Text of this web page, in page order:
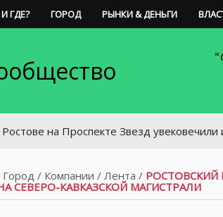
ГДЕ? ГОРОД РЫНКИ & ДЕНЬГИ
Проспекте Звезд увековечили имя
Город / Компании / Лента / РОСТОВСКИЙ
СЕВЕРО-КАВКАЗСКОЙ МАГИСТРАЛИ